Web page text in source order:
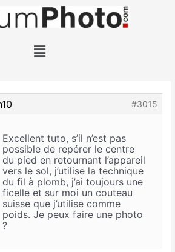
#3015
Excellent tuto, s’il n’est pas
possible de repérer le centre
du pied en retournant l’appareil
vers le sol, j’utilise la technique
du fil à plomb, j’ai toujours une
ficelle et sur moi un couteau
suisse que j’utilise comme
poids. Je peux faire une photo
?